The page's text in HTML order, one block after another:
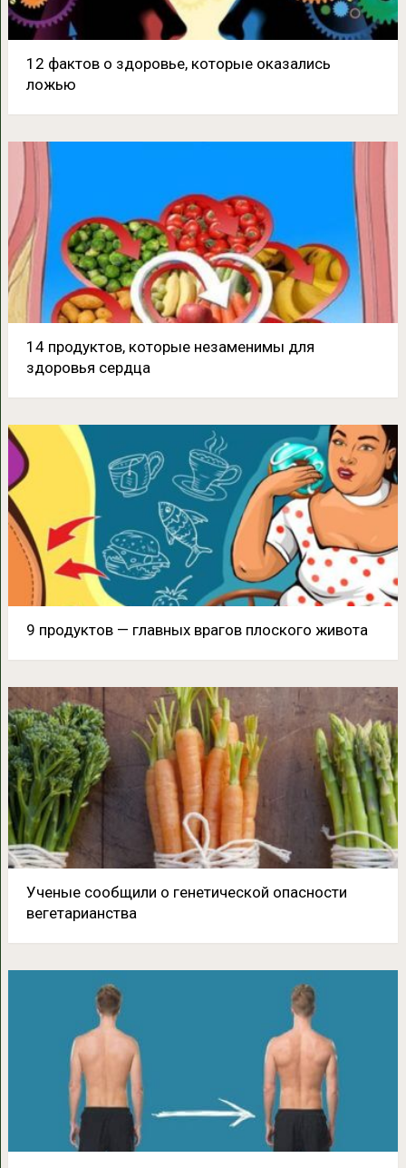
12 фактов о здоровье, которые оказались
ложью
14 продуктов, которые незаменимы для
здоровья сердца
9 продуктов — главных врагов плоского живота
Ученые сообщили о генетической опасности
вегетарианства